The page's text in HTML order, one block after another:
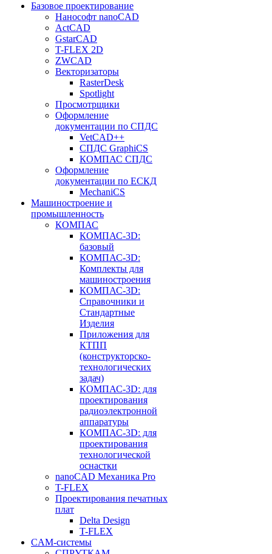
Базовое проектирование
Нанософт nanoCAD
ActCAD
GstarCAD
T-FLEX 2D
ZWCAD
Векторизаторы
RasterDesk
Spotlight
Просмотрщики
Оформление
документации по СПДС
VetCAD++
СПДС GraphiCS
КОМПАС СПДС
Оформление
документации по ЕСКД
MechaniCS
Машиностроение и
промышленность
КОМПАС
КОМПАС-3D:
базовый
КОМПАС-3D:
Комплекты для
машиностроения
КОМПАС-3D:
Справочники и
Стандартные
Изделия
Приложения для
КТПП
(конструкторско-
технологических
задач)
КОМПАС-3D: для
проектирования
радиоэлектронной
аппаратуры
КОМПАС-3D: для
проектирования
технологической
оснастки
nanoCAD Механика Pro
T-FLEX
Проектирования печатных
плат
Delta Design
T-FLEX
CAM-системы